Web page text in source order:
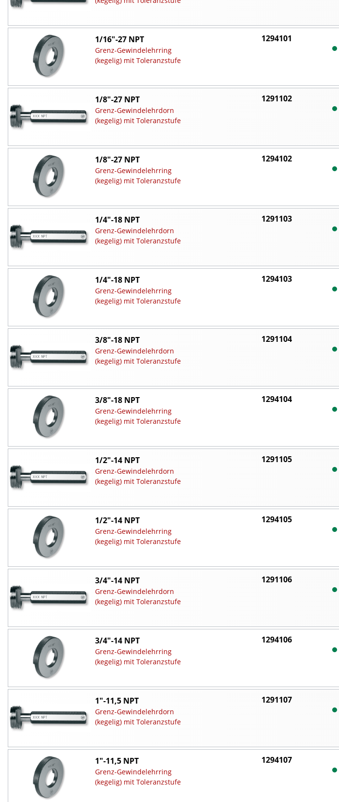
1/16"-27 NPT
Grenz-Gewindelehrring
(kegelig) mit Toleranzstufe
1294101
1/8"-27 NPT
Grenz-Gewindelehrdorn
(kegelig) mit Toleranzstufe
1291102
1/8"-27 NPT
Grenz-Gewindelehrring
(kegelig) mit Toleranzstufe
1294102
1/4"-18 NPT
Grenz-Gewindelehrdorn
(kegelig) mit Toleranzstufe
1291103
1/4"-18 NPT
Grenz-Gewindelehrring
(kegelig) mit Toleranzstufe
1294103
3/8"-18 NPT
Grenz-Gewindelehrdorn
(kegelig) mit Toleranzstufe
1291104
3/8"-18 NPT
Grenz-Gewindelehrring
(kegelig) mit Toleranzstufe
1294104
1/2"-14 NPT
Grenz-Gewindelehrdorn
(kegelig) mit Toleranzstufe
1291105
1/2"-14 NPT
Grenz-Gewindelehrring
(kegelig) mit Toleranzstufe
1294105
3/4"-14 NPT
Grenz-Gewindelehrdorn
(kegelig) mit Toleranzstufe
1291106
3/4"-14 NPT
Grenz-Gewindelehrring
(kegelig) mit Toleranzstufe
1294106
1"-11,5 NPT
Grenz-Gewindelehrdorn
(kegelig) mit Toleranzstufe
1291107
1"-11,5 NPT
Grenz-Gewindelehrring
(kegelig) mit Toleranzstufe
1294107